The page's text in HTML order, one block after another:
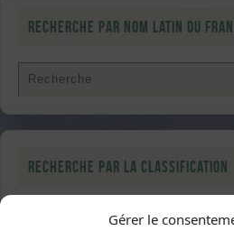
Gérer le
Recherche par nom latin ou
Recherche par la classification